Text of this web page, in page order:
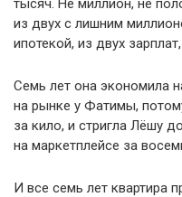
тысяч. Не миллион, не
из двух с лишним
ипотекой, из двух
Семь лет она экономила
на рынке у Фатимы,
за кило, и стригла Лёшу
на маркетплейсе за
И все семь лет квартира